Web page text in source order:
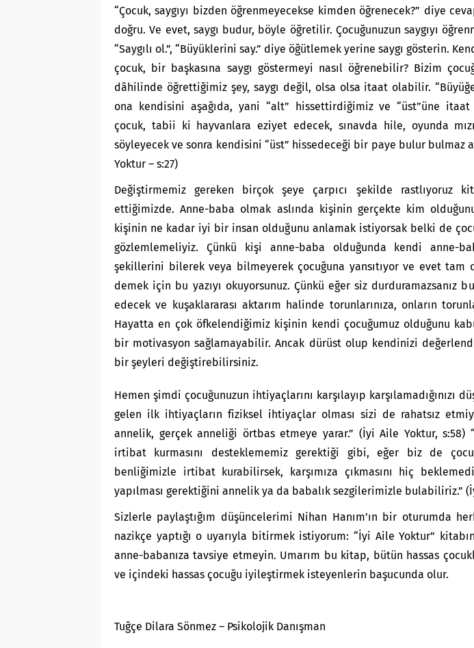
“Çocuk, saygıyı bizden öğrenmeyecekse kimden öğrenecek?” diye
doğru. Ve evet, saygı budur, böyle öğretilir. Çocuğunuzun saygıyı
“Saygılı ol.”, “Büyüklerini say.” diye öğütlemek yerine saygı gösterin.
çocuk, bir başkasına saygı göstermeyi nasıl öğrenebilir? Bizim
dâhilinde öğrettiğimiz şey, saygı değil, olsa olsa itaat olabilir.
ona kendisini aşağıda, yani “alt” hissettirdiğimiz ve “üst”üne
çocuk, tabii ki hayvanlara eziyet edecek, sınavda hile, oyunda
söyleyecek ve sonra kendisini “üst” hissedeceği bir paye bulur bulmaz
Yoktur – s:27)
Değiştirmemiz gereken birçok şeye çarpıcı şekilde rastlıyoruz
ettiğimizde. Anne-baba olmak aslında kişinin gerçekte kim
kişinin ne kadar iyi bir insan olduğunu anlamak istiyorsak belki de
gözlemlemeliyiz. Çünkü kişi anne-baba olduğunda kendi anne-
şekillerini bilerek veya bilmeyerek çocuğuna yansıtıyor ve evet tam
demek için bu yazıyı okuyorsunuz. Çünkü eğer siz durduramazsanız
edecek ve kuşaklararası aktarım halinde torunlarınıza, onların
Hayatta en çok öfkelendiğimiz kişinin kendi çocuğumuz olduğunu
bir motivasyon sağlamayabilir. Ancak dürüst olup kendinizi
bir şeyleri değiştirebilirsiniz.
Hemen şimdi çocuğunuzun ihtiyaçlarını karşılayıp karşılamadığınızı
gelen ilk ihtiyaçların fiziksel ihtiyaçlar olması sizi de rahatsız
annelik, gerçek anneliği örtbas etmeye yarar.” (İyi Aile Yoktur, s:58)
irtibat kurmasını desteklememiz gerektiği gibi, eğer biz de
benliğimizle irtibat kurabilirsek, karşımıza çıkmasını hiç
yapılması gerektiğini annelik ya da babalık sezgilerimizle bulabiliriz.”
Sizlerle paylaştığım düşüncelerimi Nihan Hanım’ın bir oturumda
nazikçe yaptığı o uyarıyla bitirmek istiyorum: “İyi Aile Yoktur”
anne-babanıza tavsiye etmeyin. Umarım bu kitap, bütün hassas
ve içindeki hassas çocuğu iyileştirmek isteyenlerin başucunda olur.
Tuğçe Dilara Sönmez – Psikolojik Danışman